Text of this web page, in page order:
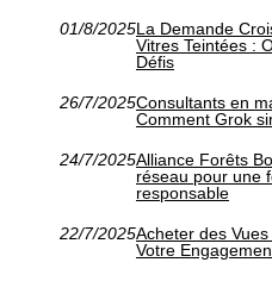
01/8/2025La Demande
Vitres Teintées :
Défis
26/7/2025Consultants en
Comment Grok
24/7/2025Alliance Forêts
réseau pour une
responsable
22/7/2025Acheter des
Votre